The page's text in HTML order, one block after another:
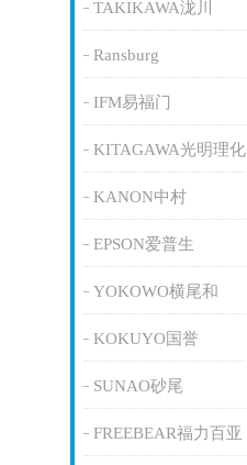
TAKIKAWA泷川
Ransburg
IFM易福门
KITAGAWA光明理化
KANON中村
EPSON爱普生
YOKOWO横尾和
KOKUYO国誉
SUNAO砂尾
FREEBEAR福力百亚